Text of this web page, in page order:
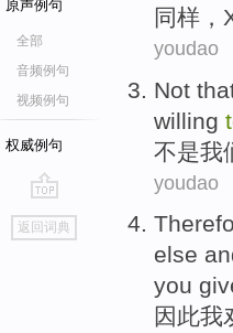
原声例句
全部
音频例句
视频例句
权威例句
go
top
返回词典
同样 ，
youdao
Not
willing
不是我
youdao
else
you
因此我